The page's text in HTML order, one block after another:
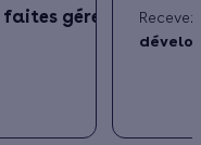
faites gérer